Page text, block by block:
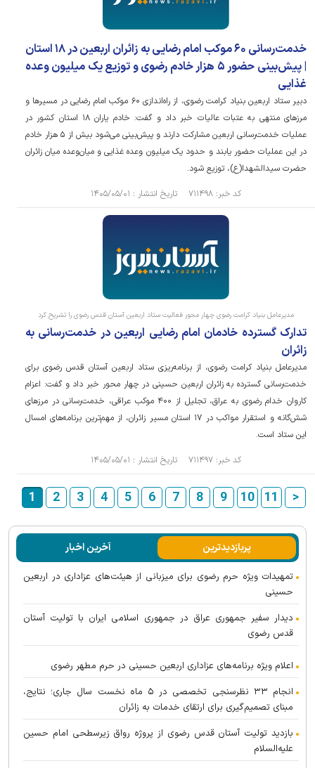
خدمت‌رسانی ۶۰ موکب امام رضایی به زائران اربعین در ١٨ استان
| پیش‌بینی حضور ۵ هزار خادم رضوی و توزیع یک میلیون وعده
غذایی
دبیر ستاد اربعین بنیاد کرامت رضوی، از راه‌اندازی ۶۰ موکب امام رضایی در مسیرها و
مرزهای منتهی به عتبات عالیات خبر داد و گفت: خادم یاران ١٨ استان کشور در
عملیات خدمت‌رسانی اربعین مشارکت دارند و پیش‌بینی می‌شود بیش از ۵ هزار خادم
در این عملیات حضور یابند و حدود یک میلیون وعده غذایی و میان‌وعده میان زائران
حضرت سیدالشهدا(ع)، توزیع شود.
کد خبر: ۷۱۱۴۹۸ تاریخ انتشار : ۱۴۰۵/۰۵/۰۱
مدیرعامل بنیاد کرامت رضوی چهار محور فعالیت ستاد اربعین آستان قدس رضوی را تشریح کرد
تدارک گسترده خادمان امام رضایی اربعین در خدمت‌رسانی به
زائران
مدیرعامل بنیاد کرامت رضوی، از برنامه‌ریزی ستاد اربعین آستان قدس رضوی برای
خدمت‌رسانی گسترده به زائران اربعین حسینی در چهار محور خبر داد و گفت: اعزام
کاروان خدام رضوی به عراق، تجلیل از ۴۰۰ موکب عراقی، خدمت‌رسانی در مرز‌های
شش‌گانه و استقرار مواکب در ۱۷ استان مسیر زائران، از مهم‌ترین برنامه‌های امسال
این ستاد است.
کد خبر: ۷۱۱۴۹۷ تاریخ انتشار : ۱۴۰۵/۰۵/۰۱
1 2 3 4 5 6 7 8 9 10 11 >
پربازدیدترین آخرین اخبار
تمهیدات ویژه حرم رضوی برای میزبانی از هیئت‌های عزاداری در اربعین
حسینی
دیدار سفیر جمهوری عراق در جمهوری اسلامی ایران با تولیت آستان
قدس رضوی
اعلام ویژه برنامه‌های عزاداری اربعین حسینی در حرم مطهر رضوی
انجام ۳۳ نظرسنجی تخصصی در ۵ ماه نخست سال جاری؛ نتایج،
مبنای تصمیم‌گیری برای ارتقای خدمات به زائران
بازدید تولیت آستان قدس رضوی از پروژه رواق زیرسطحی امام حسین
علیه‌السلام